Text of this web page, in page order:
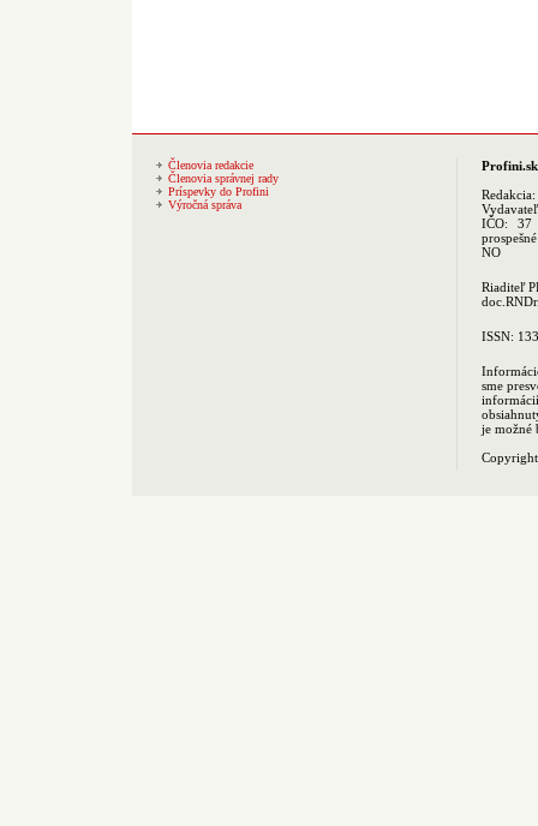
Členovia redakcie
Členovia správnej rady
Príspevky do Profini
Výročná správa
Profini.sk
Redakcia:
IČO: 37
NO
Riaditeľ
ISSN:
sme
je možné